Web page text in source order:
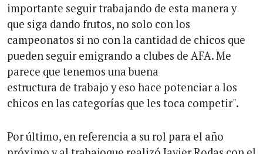
importante seguir trabajando de esta manera y
que siga dando frutos, no solo con los
campeonatos si no con la cantidad de chicos que
pueden seguir emigrando a clubes de AFA. Me
parece que tenemos una buena
estructura de trabajo y eso hace potenciar a los
chicos en las categorías que les toca competir".
Por último, en referencia a su rol para el año